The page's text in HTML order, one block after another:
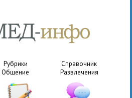
Рубрики
Справочник
Общение Развлечения